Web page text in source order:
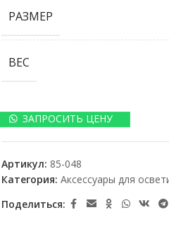
РАЗМЕР
ВЕС
ЗАПРОСИТЬ ЦЕНУ
Артикул: 85-048
Категория: Аксессуары для
Поделиться: